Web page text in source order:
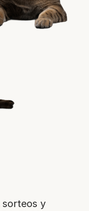
y empieza
ventajas!​
sorteos y